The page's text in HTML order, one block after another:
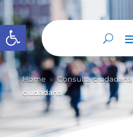
Abrir barra de herramientas
Home 9 Consulta ciudadana
ciudadana